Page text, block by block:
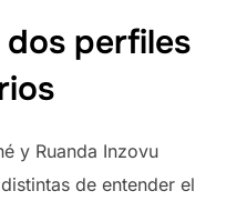
perfiles
y Ruanda Inzovu
de entender el